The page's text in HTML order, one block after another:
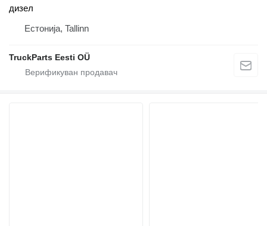
дизел
Естонија, Tallinn
TruckParts Eesti OÜ